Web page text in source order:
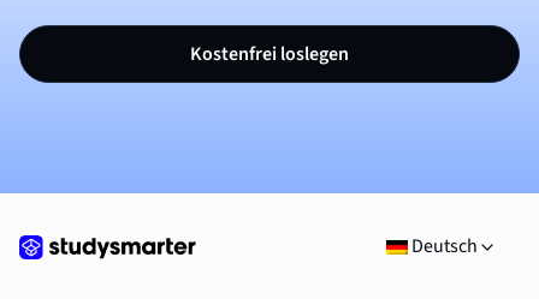
Kostenfrei loslegen
Deutsch